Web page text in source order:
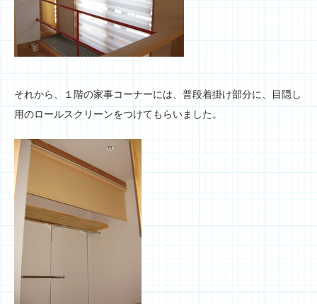
それから、１階の家事コーナーには、普段着掛け部分に、目隠し
用のロールスクリーンをつけてもらいました。